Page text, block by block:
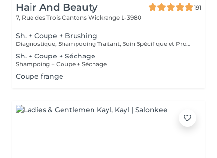
Hair And Beauty
191
7, Rue des Trois Cantons Wickrange L-3980
Sh. + Coupe + Brushing
Diagnostique, Shampooing Traitant, Soin Spécifique et Produits Coiffants inclus
Sh. + Coupe + Séchage
Shampoing + Coupe + Séchage
Coupe frange